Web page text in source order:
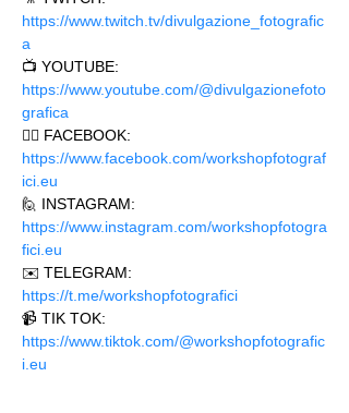
https://www.twitch.tv/divulgazione_fotografic
a
📺 YOUTUBE:
https://www.youtube.com/@divulgazionefoto
grafica
🙋‍♂️ FACEBOOK:
https://www.facebook.com/workshopfotograf
ici.eu
🙋 INSTAGRAM:
https://www.instagram.com/workshopfotogra
fici.eu
✉️ TELEGRAM:
https://t.me/workshopfotografici
📹 TIK TOK:
https://www.tiktok.com/@workshopfotografic
i.eu